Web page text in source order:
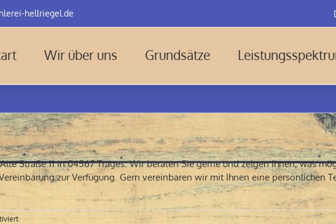
hellriegel.de
Wir über uns Grundsätze
Straße 11 in 04567 Trages. Wir beraten Sie gerne und zeigen Ihnen, was
zur Verfügung. Gern vereinbaren wir mit Ihnen eine persönlichen
für